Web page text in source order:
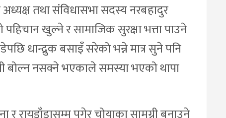
तथा संविधासभा सदस्य नरबहादुर
खुल्ने र सामाजिक सुरक्षा भत्ता पाउने
धान्द्रुक बसाइँ सरेको भन्ने मात्र सुने पनि
बोल्न नसक्ने भएकाले समस्या भएको थापा